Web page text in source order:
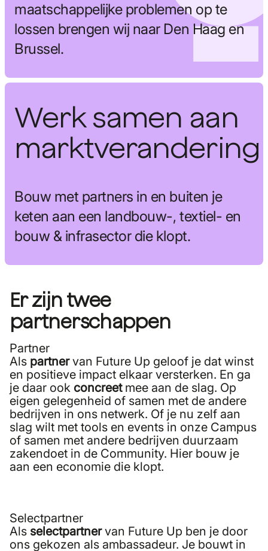
maatschappelijke problemen op te
lossen brengen wij naar Den Haag en
Brussel.
Werk samen aan
marktverandering
Bouw met partners in en buiten je
keten aan een landbouw-, textiel- en
bouw & infrasector die klopt.
Er zijn twee
partnerschappen
Partner
Als partnervan Future Up geloof je dat winst
en positieve impact elkaar versterken. En ga
je daar ook concreet mee aan de slag. Op
eigen gelegenheid of samen met de andere
bedrijven in ons netwerk. Of je nu zelf aan
slag wilt met tools en events in onze Campus
of samen met andere bedrijven duurzaam
zakendoet in de Community. Hier bouw je
aan een economie die klopt.
Selectpartner
Als selectpartnervan Future Up ben je door
ons gekozen als ambassadeur. Je bouwt in